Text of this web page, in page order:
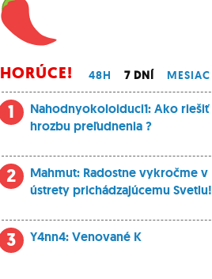
HORÚCE! 48H 7 DNÍ MESIAC
1
Nahodnyokoloiduci1: Ako riešiť
hrozbu preľudnenia ?
2
Mahmut: Radostne vykročme v
ústrety prichádzajúcemu Svetlu!
3 Y4nn4: Venované K